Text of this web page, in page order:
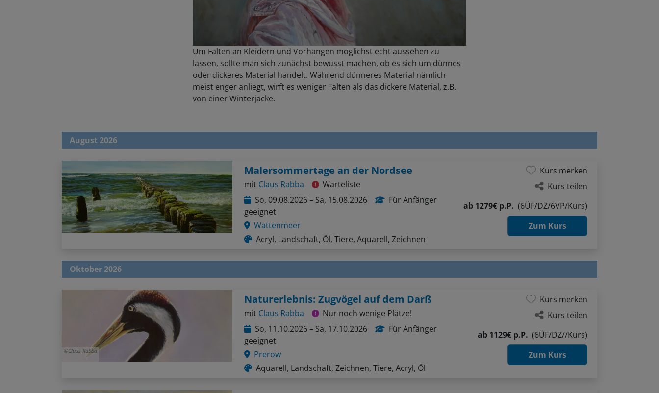
Um Falten an Kleidern und Vorhängen möglichst echt aussehen zu
lassen, sollte man sich zunächst bewusst machen, ob es sich um dünnes
oder dickeres Material handelt. Während dünneres Material nämlich
meist enger anliegt, wirft es weniger Falten als das dickere Material, z.B.
von einer Winterjacke.
August 2026
Malersommertage an der Nordsee
mit Claus Rabba
Warteliste
So, 09.08.2026 – Sa, 15.08.2026
Für Anfänger
geeignet
Wattenmeer
Acryl, Landschaft, Öl, Tiere, Aquarell, Zeichnen
Kurs merken
Kurs teilen
ab 1279€ p.P. (6ÜF/DZ/6VP/Kurs)
Zum Kurs
Oktober 2026
Claus Rabba
Naturerlebnis: Zugvögel auf dem Darß
mit Claus Rabba
Nur noch wenige Plätze!
So, 11.10.2026 – Sa, 17.10.2026
Für Anfänger
geeignet
Prerow
Aquarell, Landschaft, Zeichnen, Tiere, Acryl, Öl
Kurs merken
Kurs teilen
ab 1129€ p.P. (6ÜF/DZ//Kurs)
Zum Kurs